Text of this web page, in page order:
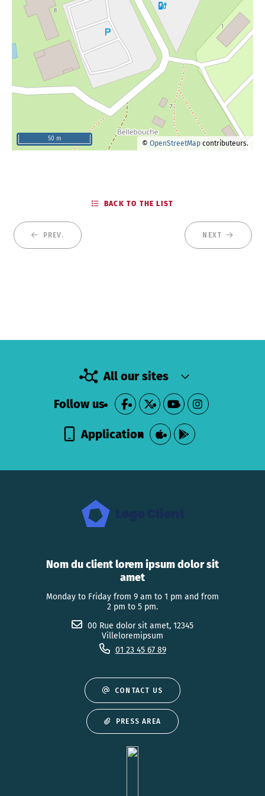
© OpenStreetMap contributeurs.
50 m
PREV.
BACK TO THE LIST
NEXT
All our sites
Follow us
Application
Nom du client lorem ipsum dolor sit
amet
Monday to Friday from 9 am to 1 pm and from
2 pm to 5 pm.
00 Rue dolor sit amet, 12345
Villeloremipsum
01 23 45 67 89
CONTACT US
PRESS AREA